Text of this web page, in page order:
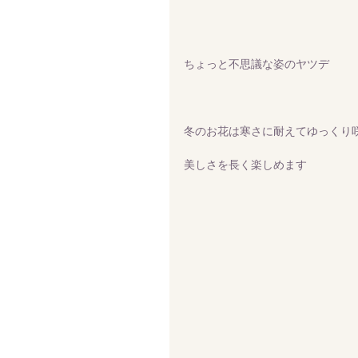
ちょっと不思議な姿のヤツデ
冬のお花は寒さに耐えてゆっくり
美しさを長く楽しめます